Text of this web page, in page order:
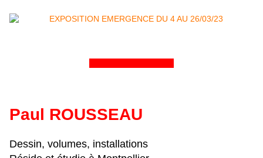
Paul ROUSSEAU
Dessin, volumes, installations